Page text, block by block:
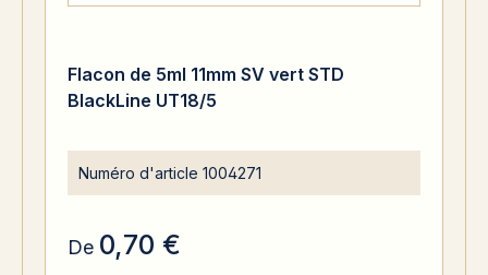
Flacon de 5ml 11mm SV vert STD
BlackLine UT18/5
Numéro d'article 1004271
De 0,70 €